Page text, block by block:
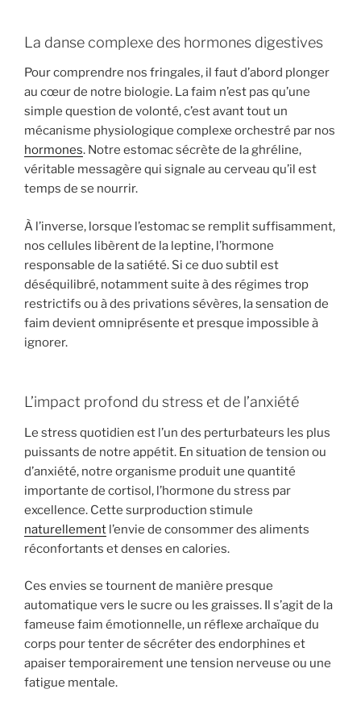
La danse complexe des hormones digestives
Pour comprendre nos fringales, il faut d’abord plonger
au cœur de notre biologie. La faim n’est pas qu’une
simple question de volonté, c’est avant tout un
mécanisme physiologique complexe orchestré par nos
hormones. Notre estomac sécrète de la ghréline,
véritable messagère qui signale au cerveau qu’il est
temps de se nourrir.
À l’inverse, lorsque l’estomac se remplit suffisamment,
nos cellules libèrent de la leptine, l’hormone
responsable de la satiété. Si ce duo subtil est
déséquilibré, notamment suite à des régimes trop
restrictifs ou à des privations sévères, la sensation de
faim devient omniprésente et presque impossible à
ignorer.
L’impact profond du stress et de l’anxiété
Le stress quotidien est l’un des perturbateurs les plus
puissants de notre appétit. En situation de tension ou
d’anxiété, notre organisme produit une quantité
importante de cortisol, l’hormone du stress par
excellence. Cette surproduction stimule
naturellement l’envie de consommer des aliments
réconfortants et denses en calories.
Ces envies se tournent de manière presque
automatique vers le sucre ou les graisses. Il s’agit de la
fameuse faim émotionnelle, un réflexe archaïque du
corps pour tenter de sécréter des endorphines et
apaiser temporairement une tension nerveuse ou une
fatigue mentale.